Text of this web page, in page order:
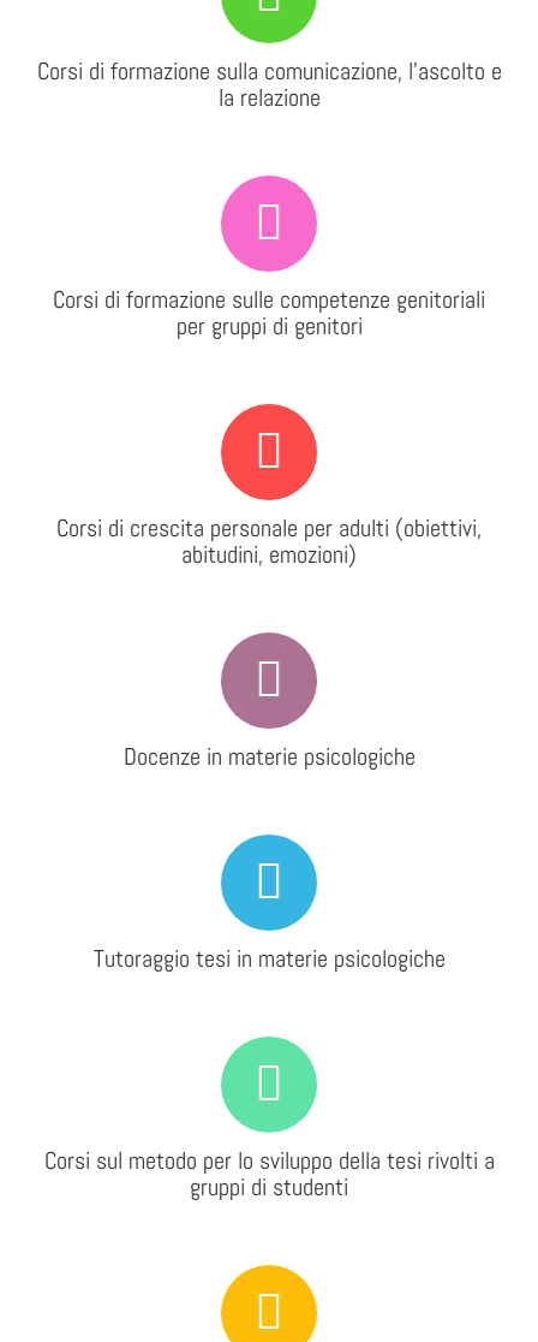
Corsi di formazione sulla comunicazione, l’ascolto e
la relazione
Corsi di formazione sulle competenze genitoriali
per gruppi di genitori
Corsi di crescita personale per adulti (obiettivi,
abitudini, emozioni)
Docenze in materie psicologiche
Tutoraggio tesi in materie psicologiche
Corsi sul metodo per lo sviluppo della tesi rivolti a
gruppi di studenti